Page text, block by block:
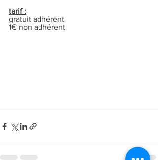
tarif :
gratuit adhérent
1€ non adhérent